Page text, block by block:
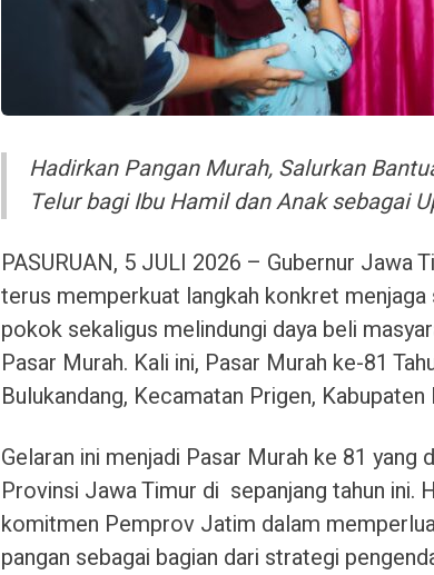
Hadirkan Pangan Murah, Salurkan
Telur bagi Ibu Hamil dan Anak sebagai
PASURUAN, 5 JULI 2026 – Gubernur Jawa
terus memperkuat langkah konkret
pokok sekaligus melindungi daya beli
Pasar Murah. Kali ini, Pasar Murah ke-81
Bulukandang, Kecamatan Prigen,
Gelaran ini menjadi Pasar Murah ke 81 yang
Provinsi Jawa Timur di sepanjang tahun ini.
komitmen Pemprov Jatim dalam
pangan sebagai bagian dari strategi